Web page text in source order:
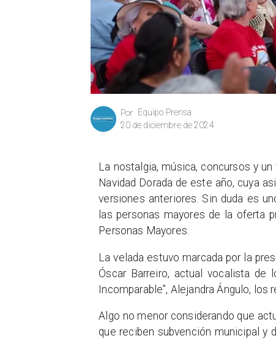
Equipo Prensa
Por
20 de diciembre de 2024
La nostalgia, música, concursos y
Navidad Dorada de este año, cuya
versiones anteriores. Sin duda es
las personas mayores de la oferta
Personas Mayores.
La velada estuvo marcada por la
Óscar Barreiro, actual vocalista de
Incomparable”, Alejandra Ángulo,
Algo no menor considerando que
que reciben subvención municipal y